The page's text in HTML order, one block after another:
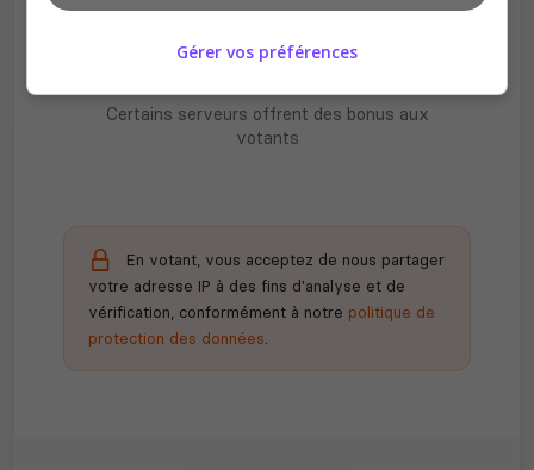
Certains serveurs offrent des bonus aux
votants
En votant, vous acceptez de nous partager
votre adresse IP à des fins d'analyse et de
vérification, conformément à notre politique de
protection des données.
Gérer vos préférences